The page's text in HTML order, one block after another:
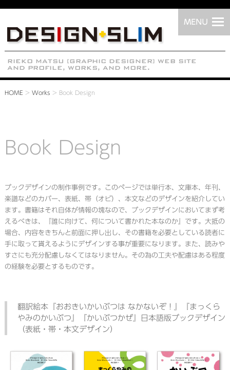
HOME > Works > Book Design
Book Design
ブックデザインの制作事例です。このページでは単行本、文庫本、年刊、
楽譜などのカバー、表紙、帯（オビ）、本文などのデザインを紹介してい
ます。書籍はそれ自体が情報の塊なので、ブックデザインにおいてまず考
えるべきは、『誰に向けて、何について書かれた本なのか』です。大抵の
場合、内容をきちんと前面に押し出し、その書籍を必要としている読者に
手に取って貰えるようにデザインする事が重要になります。また、読みや
すさにも充分配慮しなくてはなりません。その為の工夫や配慮はある程度
の経験を必要とするものです。
翻訳絵本『おおきいかいぶつは なかないぞ！』『まっくら
やみのかいぶつ』『かいぶつかぜ』日本語版ブックデザイン
（表紙・帯・本文デザイン）